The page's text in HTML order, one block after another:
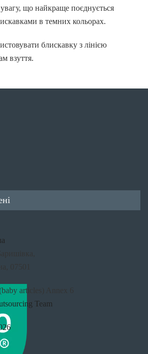
що найкраще поєднується
в темних кольорах.
блискавку з лінією
взуття.
articles) Annex 6
Team